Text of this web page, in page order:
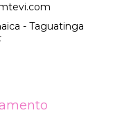
- Taguatinga